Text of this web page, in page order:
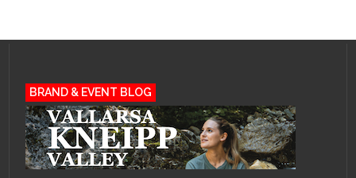
BRAND & EVENT BLOG